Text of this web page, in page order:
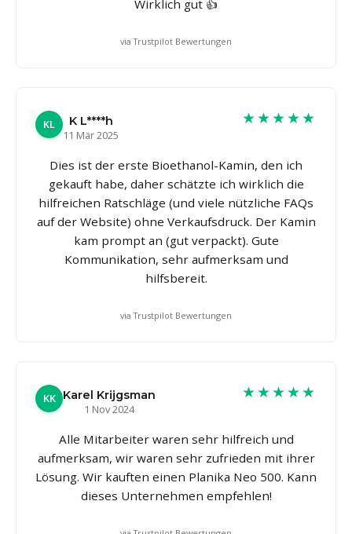
Wirklich gut 👍
via Trustpilot Bewertungen
KL
K L****h
11 Mär 2025
★★★★★
Dies ist der erste Bioethanol-Kamin, den ich
gekauft habe, daher schätzte ich wirklich die
hilfreichen Ratschläge (und viele nützliche FAQs
auf der Website) ohne Verkaufsdruck. Der Kamin
kam prompt an (gut verpackt). Gute
Kommunikation, sehr aufmerksam und
hilfsbereit.
via Trustpilot Bewertungen
KK Karel Krijgsman
1 Nov 2024
★★★★★
Alle Mitarbeiter waren sehr hilfreich und
aufmerksam, wir waren sehr zufrieden mit ihrer
Lösung. Wir kauften einen Planika Neo 500. Kann
dieses Unternehmen empfehlen!